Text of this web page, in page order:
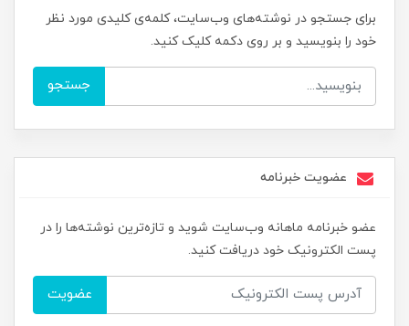
برای جستجو در نوشته‌های وب‌سایت، کلمه‌ی کلیدی مورد نظر
خود را بنویسید و بر روی دکمه کلیک کنید.
جستجو
عضویت خبرنامه
عضو خبرنامه ماهانه وب‌سایت شوید و تازه‌ترین نوشته‌ها را در
پست الکترونیک خود دریافت کنید.
عضویت